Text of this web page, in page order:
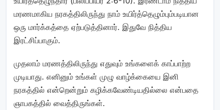
மரணமாகிய நரகத்திலிருந்து நாம் உயிர்த்தெழும்பும்படியான
ஒரு மார்க்கத்தை ஏற்படுத்தினார். இதுவே நித்திய
இரட்சிப்பாகும்.
முதலாம் மரணத்திலிருந்து எதுவும் உங்களைக் காப்பாற்ற
முடியாது. எனினும் உங்கள் முழு வாழ்க்கையை இனி
நரகத்தில் என்றென்றும் கழிக்கவேண்டியதில்லை என்பதை
ஞாபகத்தில் வைத்திருங்கள்.